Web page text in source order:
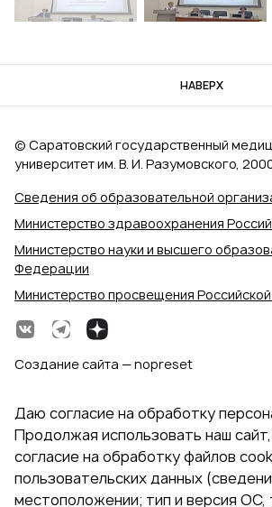
НАВЕРХ
Сведения об образовательной
Министерство здравоохранения
Министерство науки и высшего
Федерации
Министерство просвещения
© Саратовский государственный
университет им. В. И. Разумовского,
Создание сайта — nopreset
Даю согласие на обработку
Продолжая использовать наш
согласие на обработку файлов
пользовательских данных
местоположении; тип и версия ОС,